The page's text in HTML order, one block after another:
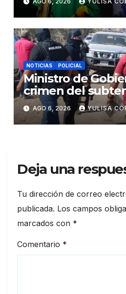
NOTICIAS POLICIAL
Ministro de
crimen del
Salazar con la
Sebastián Marset
AGO 6, 2026 YULISA
Deja una
Tu dirección de correo
publicada. Los campos
marcados con *
Comentario *